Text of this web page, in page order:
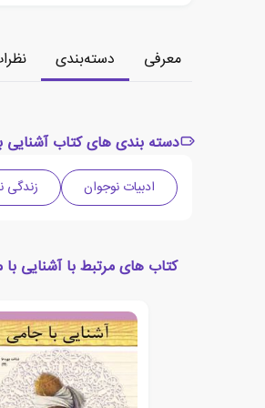
معرفی دسته‌بندی
دسته بندی های کتاب
ادبیات نوجوان زندگی
کتاب های مرتبط با آشنایی